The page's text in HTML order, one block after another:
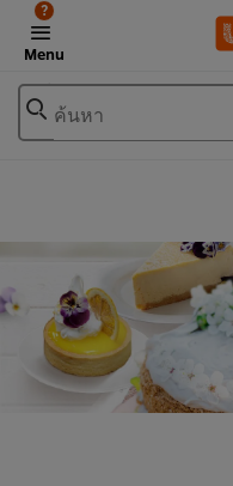
Menu
?
ค้นหา